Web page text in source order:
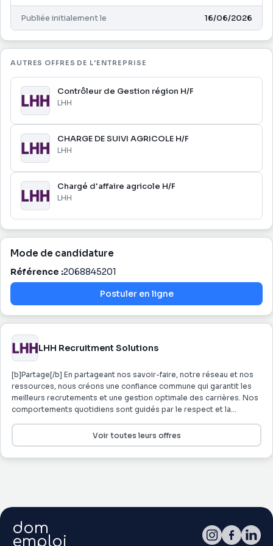
Publiée initialement le 16/06/2026
AUTRES OFFRES DE L'ENTREPRISE
Contrôleur de Gestion région H/F
LHH
CHARGE DE SUIVI AGRICOLE H/F
LHH
Chargé d'affaire agricole H/F
LHH
Mode de candidature
Référence :2068845201
Postuler en ligne
LHH Recruitment Solutions
[b]Partage[/b] En partageant nos savoir-faire, notre réseau et nos
ressources, nous créons une confiance commune qui garantit les
meilleurs recrutements et une gestion optimale des carrières. Nos
comportements quotidiens sont guidés par le respect et la
d’équipe, de confiance et de talent. [b]Client au centre[/b] Notre
excellente connaissance des candidats et entreprises que nous
accompagnons, ainsi que des secteurs d’activités sur lesquels
professionnalisme, écoute et réactivité. [b]Responsabilité[/b]
Nous favorisons, avec intégrité et transparence, l’épanouissement
Voir toutes leurs offres
dom
emploi